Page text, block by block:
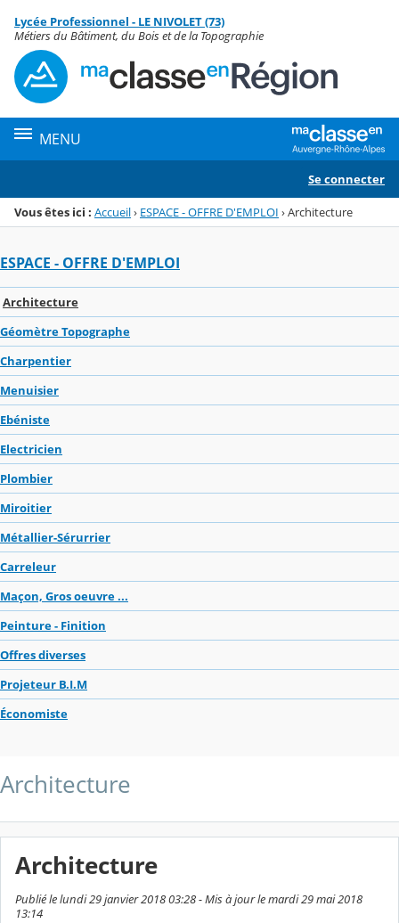
Menu de la rubrique
Contenu
Lycée Professionnel - LE NIVOLET (73)
Métiers du Bâtiment, du Bois et de la Topographie
MENU
Se connecter
Vous êtes ici : Accueil› ESPACE - OFFRE D'EMPLOI ›Architecture
ESPACE - OFFRE D'EMPLOI
Architecture
Géomètre Topographe
Charpentier
Menuisier
Ebéniste
Electricien
Plombier
Miroitier
Métallier-Sérurrier
Carreleur
Maçon, Gros oeuvre ...
Peinture - Finition
Offres diverses
Projeteur B.I.M
Économiste
Architecture
Architecture
Publié le lundi 29 janvier 2018 03:28 - Mis à jour le mardi 29 mai 2018
13:14